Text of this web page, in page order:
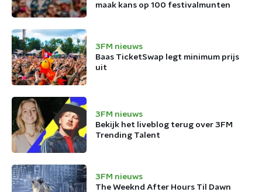
maak kans op 100 festivalmunten
3FM nieuws
Baas TicketSwap legt minimum prijs
uit
3FM nieuws
Bekijk het liveblog terug over 3FM
Trending Talent
3FM nieuws
The Weeknd After Hours Til Dawn